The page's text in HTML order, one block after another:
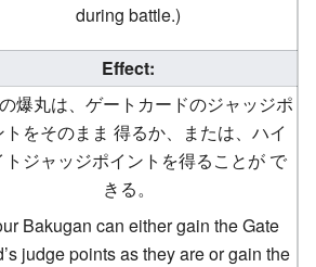
during battle.)
Effect:
爆丸は、ゲートカードのジャッジポ
トをそのまま 得るか、または、ハイ
トジャッジポイントを得ることが で
きる。
Bakugan can either gain the Gate
judge points as they are or gain the